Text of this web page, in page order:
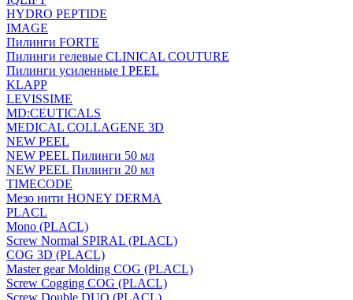
HYDRO PEPTIDE
IMAGE
Пилинги FORTE
Пилинги гелевые CLINICAL COUTURE
Пилинги усиленные I PEEL
KLAPP
LEVISSIME
MD:CEUTICALS
MEDICAL COLLAGENE 3D
NEW PEEL
NEW PEEL Пилинги 50 мл
NEW PEEL Пилинги 20 мл
TIMECODE
Мезо нити HONEY DERMA
PLACL
Mono (PLACL)
Screw Normal SPIRAL (PLACL)
COG 3D (PLACL)
Master gear Molding COG (PLACL)
Screw Cogging COG (PLACL)
Screw Double DUO (PLACL)